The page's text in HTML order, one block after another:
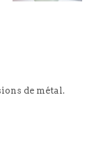
de métal.